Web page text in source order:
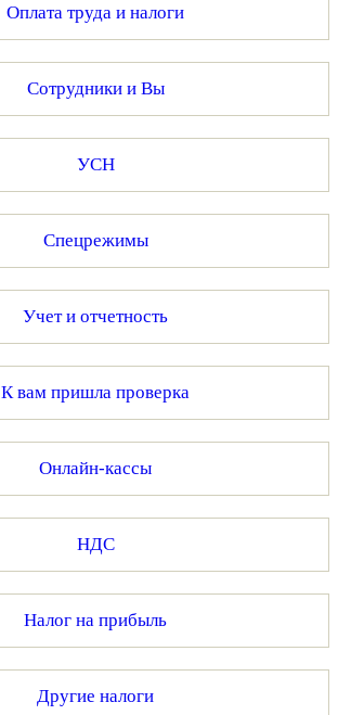
Оплата труда и налоги
Сотрудники и Вы
УСН
Спецрежимы
Учет и отчетность
К вам пришла проверка
Онлайн-кассы
НДС
Налог на прибыль
Другие налоги